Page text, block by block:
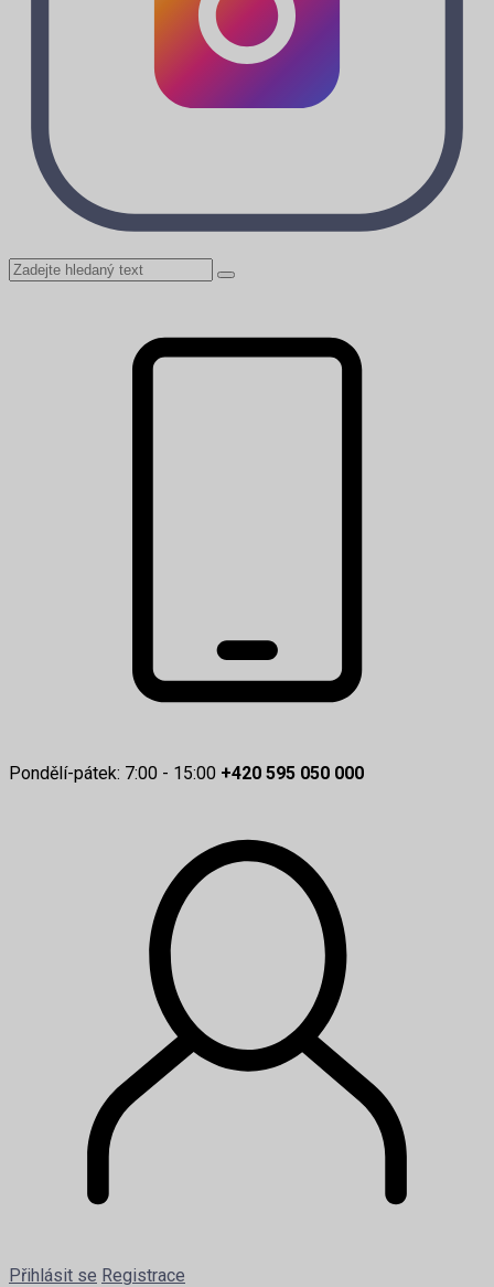
Pondělí-pátek: 7:00 - 15:00 +420 595 050 000
Přihlásit se Registrace